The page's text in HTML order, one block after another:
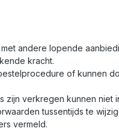
andere lopende
kracht.
of kunnen
verkregen kunnen niet
tussentijds te
vermeld.